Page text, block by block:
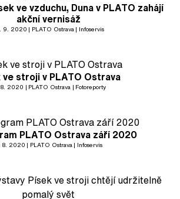
ve vzduchu, Duna v PLATO zahájí
akční vernisáž
9. 2020 PLATO Ostrava Infoservis
ve stroji v PLATO Ostrava
8. 2020 PLATO Ostrava Fotoreporty
PLATO Ostrava září 2020
8. 2020 PLATO Ostrava Infoservis